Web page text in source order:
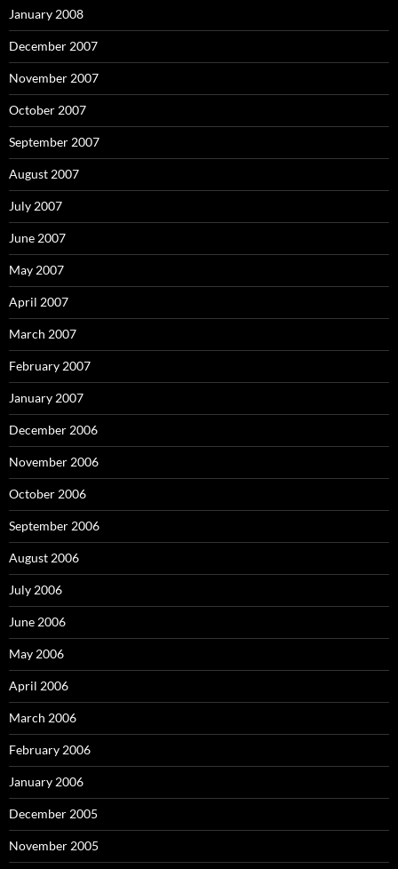
January 2008
December 2007
November 2007
October 2007
September 2007
August 2007
July 2007
June 2007
May 2007
April 2007
March 2007
February 2007
January 2007
December 2006
November 2006
October 2006
September 2006
August 2006
July 2006
June 2006
May 2006
April 2006
March 2006
February 2006
January 2006
December 2005
November 2005